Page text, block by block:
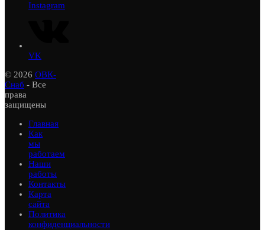
Instagram
VK
© 2026 ОВК-
Снаб - Все
права
защищены
Главная
Как
мы
работаем
Наши
работы
Контакты
Карта
сайта
Политика
конфиденциальности